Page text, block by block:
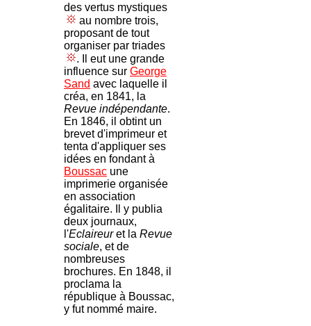
des vertus mystiques
au nombre trois,
proposant de tout
organiser par triades
. Il eut une grande
influence sur George
Sand avec laquelle il
créa, en 1841, la
Revue indépendante.
En 1846, il obtint un
brevet d'imprimeur et
tenta d'appliquer ses
idées en fondant à
Boussac une
imprimerie organisée
en association
égalitaire. Il y publia
deux journaux,
l'Eclaireuret la Revue
sociale, et de
nombreuses
brochures. En 1848, il
proclama la
république à Boussac,
y fut nommé maire.